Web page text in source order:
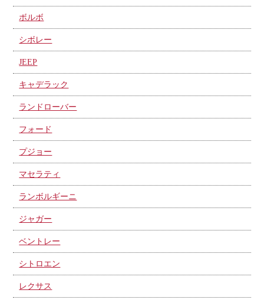
ボルボ
シボレー
JEEP
キャデラック
ランドローバー
フォード
プジョー
マセラティ
ランボルギーニ
ジャガー
ベントレー
シトロエン
レクサス